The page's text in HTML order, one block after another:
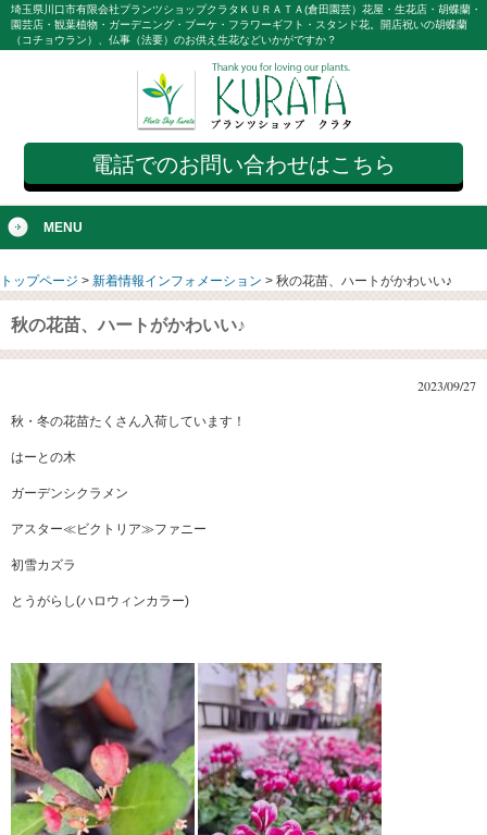
埼玉県川口市有限会社プランツショップクラタＫＵＲＡＴＡ(倉田園芸）花屋・生花店・胡蝶蘭・
園芸店・観葉植物・ガーデニング・ブーケ・フラワーギフト・スタンド花。開店祝いの胡蝶蘭
（コチョウラン）、仏事（法要）のお供え生花などいかがですか？
電話でのお問い合わせはこちら
MENU
トップページ > 新着情報インフォメーション > 秋の花苗、ハートがかわいい♪
秋の花苗、ハートがかわいい♪
2023/09/27
秋・冬の花苗たくさん入荷しています！
はーとの木
ガーデンシクラメン
アスター≪ビクトリア≫ファニー
初雪カズラ
とうがらし(ハロウィンカラー)